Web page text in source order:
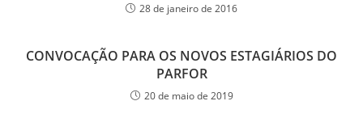
28 de janeiro de 2016
CONVOCAÇÃO PARA OS NOVOS ESTAGIÁRIOS DO
PARFOR
20 de maio de 2019